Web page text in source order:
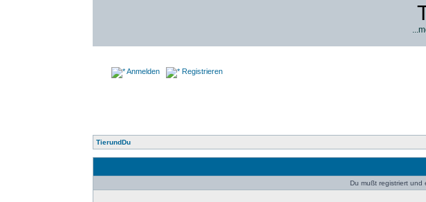
Anmelden Registrieren
TierundDu
Du mußt registriert und